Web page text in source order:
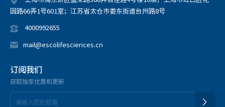
园路66弄1号601室；江苏省太仓市娄东街道台州路8号
4000992655
mail@escolifesciences.cn
订阅我们
获取独家优惠和更新